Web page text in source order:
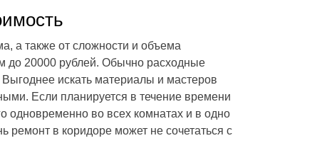
а также от сложности и объема
до 20000 рублей. Обычно расходные
искать материалы и мастеров
Если планируется в течение времени
одновременно во всех комнатах и в одно
ремонт в коридоре может не сочетаться с